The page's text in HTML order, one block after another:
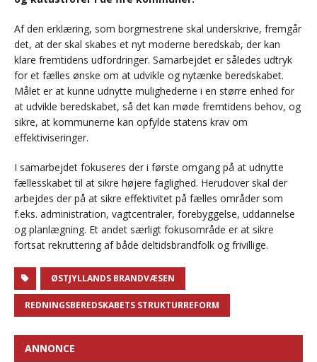
Af den erklæring, som borgmestrene skal underskrive, fremgår
det, at der skal skabes et nyt moderne beredskab, der kan
klare fremtidens udfordringer. Samarbejdet er således udtryk
for et fælles ønske om at udvikle og nytænke beredskabet.
Målet er at kunne udnytte mulighederne i en større enhed for
at udvikle beredskabet, så det kan møde fremtidens behov, og
sikre, at kommunerne kan opfylde statens krav om
effektiviseringer.
I samarbejdet fokuseres der i første omgang på at udnytte
fællesskabet til at sikre højere faglighed. Herudover skal der
arbejdes der på at sikre effektivitet på fælles områder som
f.eks. administration, vagtcentraler, forebyggelse, uddannelse
og planlægning. Et andet særligt fokusområde er at sikre
fortsat rekruttering af både deltidsbrandfolk og frivillige.
ØSTJYLLANDS BRANDVÆSEN
REDNINGSBEREDSKABETS STRUKTURREFORM
ANNONCE